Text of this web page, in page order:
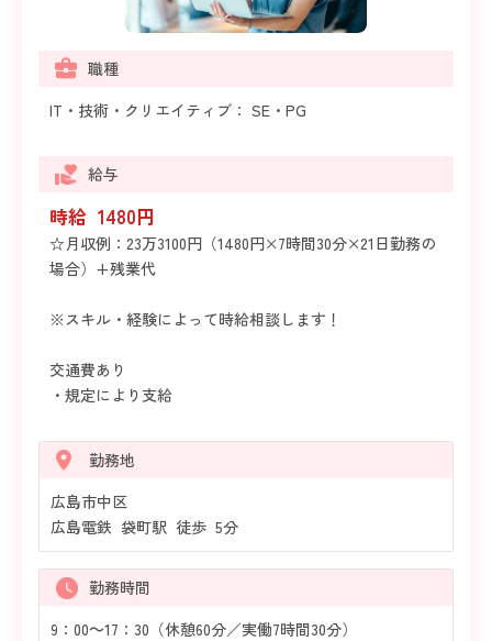
職種
IT・技術・クリエイティブ： SE・PG
給与
時給 1480円
☆月収例：23万3100円（1480円×7時間30分×21日勤務の
場合）+残業代
※スキル・経験によって時給相談します！
交通費あり
・規定により支給
勤務地
広島市中区
広島電鉄 袋町駅 徒歩 5分
勤務時間
9：00～17：30（休憩60分／実働7時間30分）